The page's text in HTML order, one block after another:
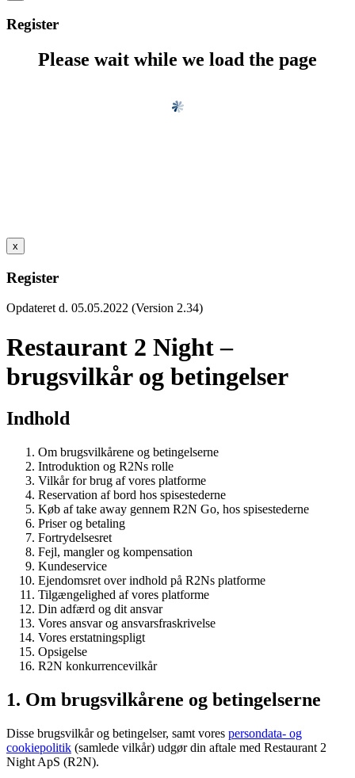
Register
Please wait while we load the page
x
Register
Opdateret d. 05.05.2022 (Version 2.34)
Restaurant 2 Night –
brugsvilkår og betingelser
Indhold
Om brugsvilkårene og betingelserne
Introduktion og R2Ns rolle
Vilkår for brug af vores platforme
Reservation af bord hos spisestederne
Køb af take away gennem R2N Go, hos spisestederne
Priser og betaling
Fortrydelsesret
Fejl, mangler og kompensation
Kundeservice
Ejendomsret over indhold på R2Ns platforme
Tilgængelighed af vores platforme
Din adfærd og dit ansvar
Vores ansvar og ansvarsfraskrivelse
Vores erstatningspligt
Opsigelse
R2N konkurrencevilkår
1. Om brugsvilkårene og betingelserne
Disse brugsvilkår og betingelser, samt vores persondata- og
cookiepolitik (samlede vilkår) udgør din aftale med Restaurant 2
Night ApS (R2N).